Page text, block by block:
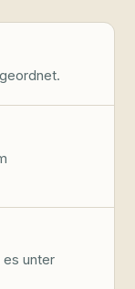
es unter